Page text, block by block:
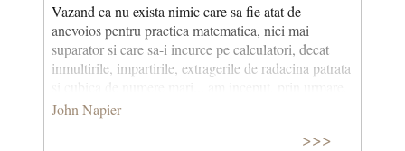
Vazand ca nu exista nimic care sa fie atat de
anevoios pentru practica matematica, nici mai
suparator si care sa-i incurce pe calculatori, decat
inmultirile, impartirile, extragerile de radacina patrata
si cubica de numere mari... am inceput, prin urmare,
sa iau in considerare, in mintea mea, un mestesug
precis si usor prin care as putea elimina aceste
John Napier
>>>